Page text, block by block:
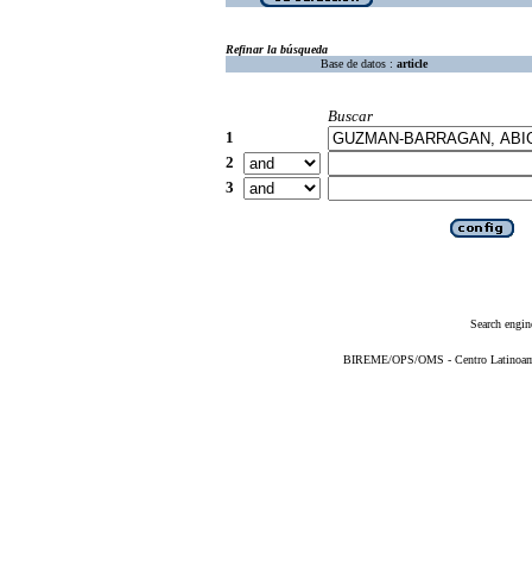
Refinar la búsqueda
Base de datos : article
Buscar
1
2
3
Search
BIREME/OPS/OMS - Centro